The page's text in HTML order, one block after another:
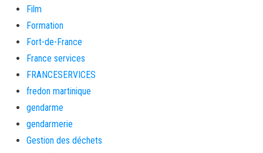
Film
Formation
Fort-de-France
France services
FRANCESERVICES
fredon martinique
gendarme
gendarmerie
Gestion des déchets